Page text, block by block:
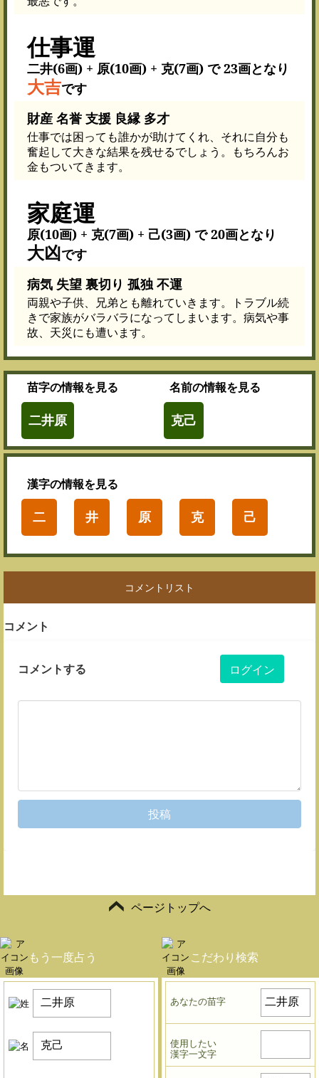
仕事運
二井(6画) + 原(10画) + 克(7画) で 23画となり
大吉です
財産 名誉 支援 良縁 多才
仕事では困っても誰かが助けてくれ、それに自分も
奮起して大きな結果を残せるでしょう。もちろんお
金もついてきます。
家庭運
原(10画) + 克(7画) + 己(3画) で 20画となり
大凶です
病気 失望 裏切り 孤独 不運
両親や子供、兄弟とも離れていきます。トラブル続
きで家族がバラバラになってしまいます。病気や事
故、天災にも遭います。
苗字の情報を見る
二井原
名前の情報を見る
克己
漢字の情報を見る
二 井 原 克 己
コメントリスト
コメント
コメントする ログイン
投稿
ページトップへ
もう一度占う こだわり検索
あなたの苗字
使用したい
漢字一文字